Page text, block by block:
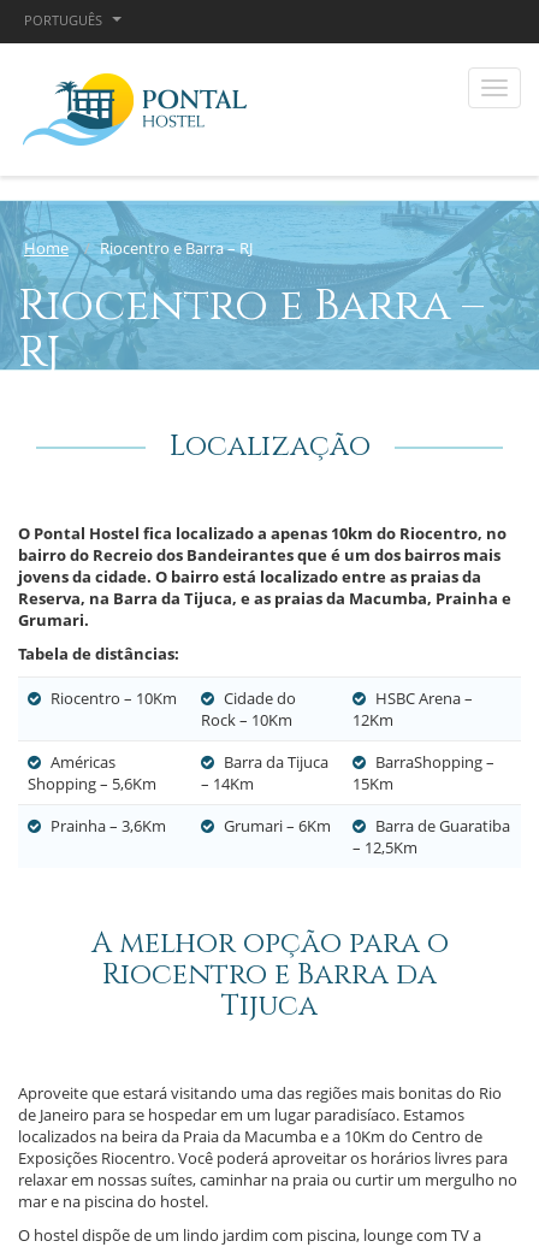
PORTUGUÊS
Home Riocentro e Barra – RJ
Riocentro e Barra –
RJ
Localização
O Pontal Hostel fica localizado a apenas 10km do Riocentro, no
bairro do Recreio dos Bandeirantes que é um dos bairros mais
jovens da cidade. O bairro está localizado entre as praias da
Reserva, na Barra da Tijuca, e as praias da Macumba, Prainha e
Grumari.
Tabela de distâncias:
Riocentro – 10Km
Cidade do
Rock – 10Km
HSBC Arena –
12Km
Américas
Shopping – 5,6Km
Barra da Tijuca
– 14Km
BarraShopping –
15Km
Prainha – 3,6Km
Grumari – 6Km
Barra de Guaratiba
– 12,5Km
A melhor opção para o
Riocentro e Barra da
Tijuca
Aproveite que estará visitando uma das regiões mais bonitas do Rio
de Janeiro para se hospedar em um lugar paradisíaco. Estamos
localizados na beira da Praia da Macumba e a 10Km do Centro de
Exposições Riocentro. Você poderá aproveitar os horários livres para
relaxar em nossas suítes, caminhar na praia ou curtir um mergulho no
mar e na piscina do hostel.
O hostel dispõe de um lindo jardim com piscina, lounge com TV a